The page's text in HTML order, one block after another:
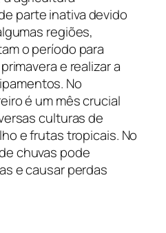
parte inativa devido
regiões,
o período para
e realizar a
No
é um mês crucial
culturas de
e frutas tropicais. No
chuvas pode
e causar perdas